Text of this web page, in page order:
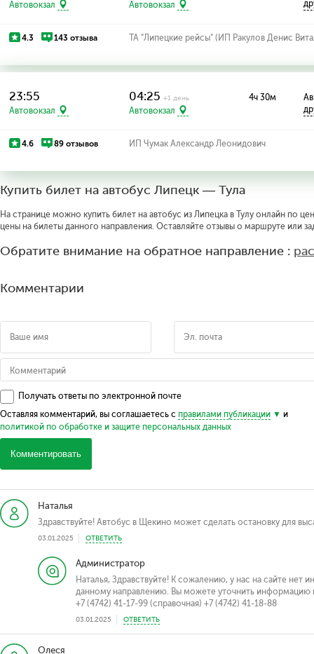
Автовокзал Автовокзал
4.3 143 отзыва ТА "Липецкие рейсы" (ИП Ракулов Денис
23:55
Автовокзал
04:25+1 день
Автовокзал
4ч 30м
4.6 89 отзывов ИП Чумак Александр Леонидович
Купить билет на автобус Липецк — Тула
На странице можно купить билет на автобус из Липецка в Тулу онлайн по
цены на билеты данного направления. Оставляйте отзывы о маршруте или
Обратите внимание на обратное направление :
Комментарии
Получать ответы по электронной почте
Оставляя комментарий, вы соглашаетесь с правилами публикации
и
политикой по обработке и защите персональных данных
Комментировать
Наталья
Здравствуйте! Автобус в Щекино может сделать остановку для
03.01.2025 ОТВЕТИТЬ
Администратор
Наталья, Здравствуйте! К сожалению, у нас на сайте
данному направлению. Вы можете уточнить информацию
+7 (4742) 41-17-99 (справочная) +7 (4742) 41-18-88
03.01.2025 ОТВЕТИТЬ
Олеся